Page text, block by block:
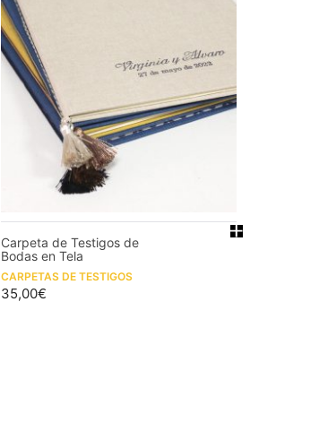
Carpeta de Testigos de
Bodas en Tela
CARPETAS DE TESTIGOS
35,00€